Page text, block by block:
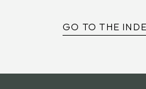
GO TO THE